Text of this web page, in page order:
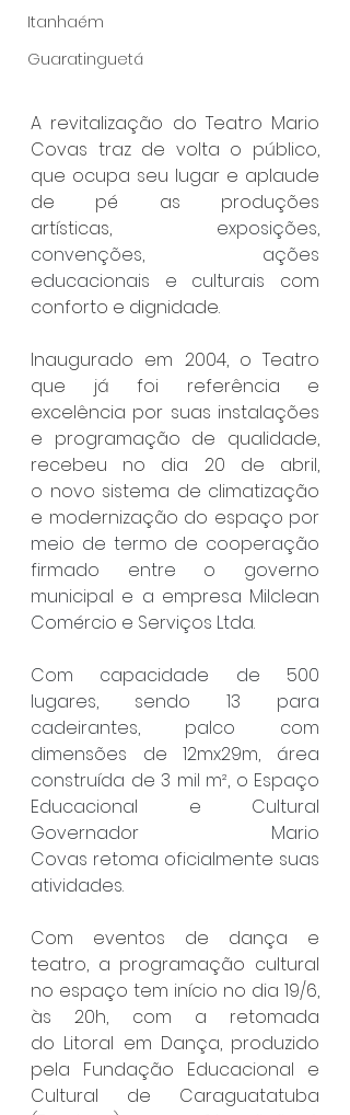
Itanhaém
Guaratinguetá
A revitalização do Teatro Mario
Covas traz de volta o público,
que ocupa seu lugar e aplaude
de pé as produções
artísticas, exposições,
convenções, ações
educacionais e culturais com
conforto e dignidade.
Inaugurado em 2004, o Teatro
que já foi referência e
excelência por suas instalações
e programação de qualidade,
recebeu no dia 20 de abril,
o novo sistema de climatização
e modernização do espaço por
meio de termo de cooperação
firmado entre o governo
municipal e a empresa Milclean
Comércio e Serviços Ltda.
Com capacidade de 500
lugares, sendo 13 para
cadeirantes, palco com
dimensões de 12mx29m, área
construída de 3 mil m², o Espaço
Educacional e Cultural
Governador Mario
Covas retoma oficialmente suas
atividades.
Com eventos de dança e
teatro, a programação cultural
no espaço tem início no dia 19/6,
às 20h, com a retomada
do Litoral em Dança, produzido
pela Fundação Educacional e
Cultural de Caraguatatuba